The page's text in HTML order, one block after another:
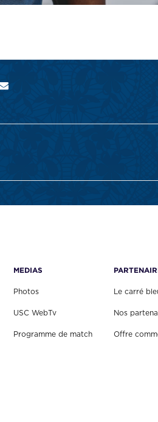
MEDIAS
Photos
USC WebTv
Programme de match
Le carré
Nos
Offre